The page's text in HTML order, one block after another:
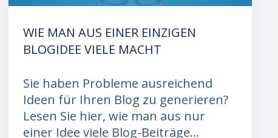
WIE MAN AUS EINER EINZIGEN
BLOGIDEE VIELE MACHT
Sie haben Probleme ausreichend
Ideen für Ihren Blog zu generieren?
Lesen Sie hier, wie man aus nur
einer Idee viele Blog-Beiträge...